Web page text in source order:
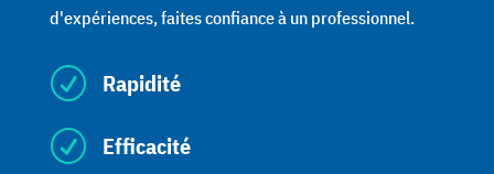
d'expériences, faites confiance à un professionnel.
R Rapidité
R Efficacité